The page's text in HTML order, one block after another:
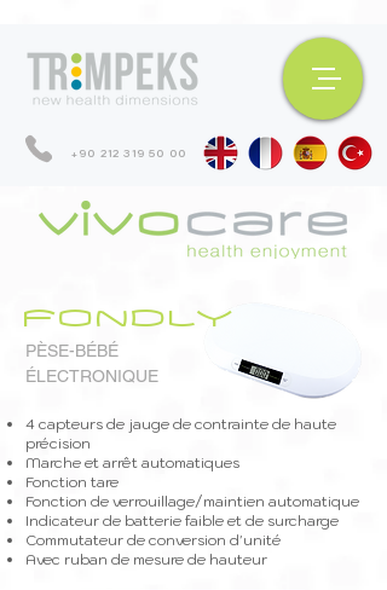
+90 212 319 50 00
FONDLY
PÈSE-BÉBÉ
ÉLECTRONIQUE
4 capteurs de jauge de contrainte de haute
précision
Marche et arrêt automatiques
Fonction tare
Fonction de verrouillage/maintien automatique
Indicateur de batterie faible et de surcharge
Commutateur de conversion d'unité
Avec ruban de mesure de hauteur